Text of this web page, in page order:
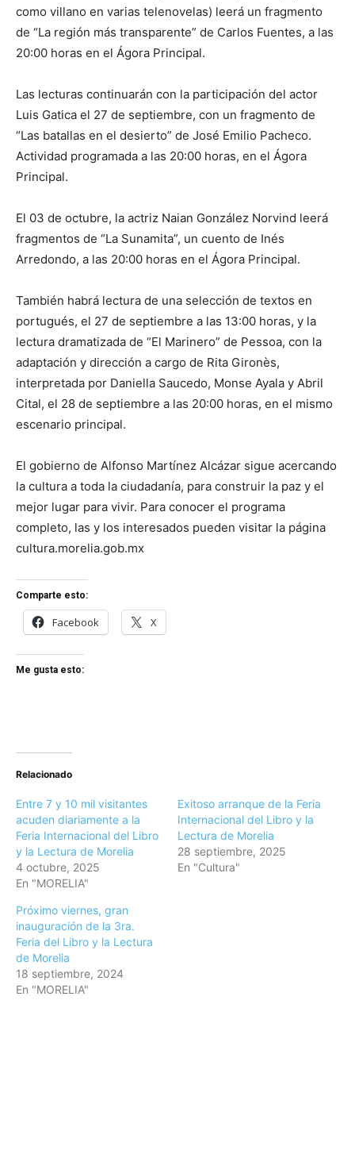
como villano en varias telenovelas) leerá un fragmento
de “La región más transparente” de Carlos Fuentes, a las
20:00 horas en el Ágora Principal.
Las lecturas continuarán con la participación del actor
Luis Gatica el 27 de septiembre, con un fragmento de
“Las batallas en el desierto” de José Emilio Pacheco.
Actividad programada a las 20:00 horas, en el Ágora
Principal.
El 03 de octubre, la actriz Naian González Norvind leerá
fragmentos de “La Sunamita”, un cuento de Inés
Arredondo, a las 20:00 horas en el Ágora Principal.
También habrá lectura de una selección de textos en
portugués, el 27 de septiembre a las 13:00 horas, y la
lectura dramatizada de “El Marinero” de Pessoa, con la
adaptación y dirección a cargo de Rita Gironès,
interpretada por Daniella Saucedo, Monse Ayala y Abril
Cital, el 28 de septiembre a las 20:00 horas, en el mismo
escenario principal.
El gobierno de Alfonso Martínez Alcázar sigue acercando
la cultura a toda la ciudadanía, para construir la paz y el
mejor lugar para vivir. Para conocer el programa
completo, las y los interesados pueden visitar la página
cultura.morelia.gob.mx
Comparte esto:
Facebook X
Me gusta esto:
Relacionado
Entre 7 y 10 mil visitantes
acuden diariamente a la
Feria Internacional del Libro
y la Lectura de Morelia
4 octubre, 2025
En "MORELIA"
Exitoso arranque de la Feria
Internacional del Libro y la
Lectura de Morelia
28 septiembre, 2025
En "Cultura"
Próximo viernes, gran
inauguración de la 3ra.
Feria del Libro y la Lectura
de Morelia
18 septiembre, 2024
En "MORELIA"